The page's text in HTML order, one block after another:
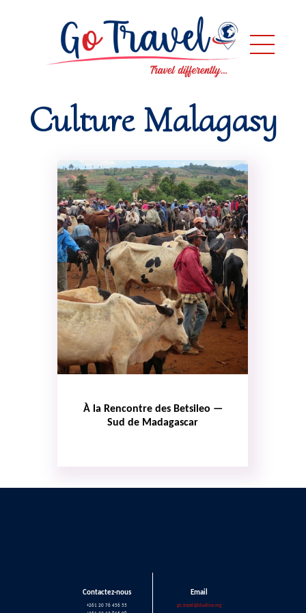
Culture Malagasy
À la Rencontre des Betsileo —
Sud de Madagascar
Contactez-nous
+261 20 76 456 55
Email
go.travel@blueline.mg